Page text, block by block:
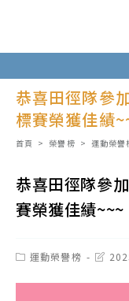
至
主
恭喜田徑隊參
標賽榮獲佳績
首頁 > 榮譽榜 > 運動榮譽
恭喜田徑隊參
賽榮獲佳績~~~
Post運動榮譽榜
Post